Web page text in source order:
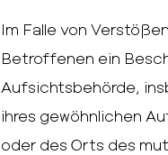
Im Falle von
Betroffenen ein
Aufsichtsbehörde,
ihres gewöhnlichen
oder des Orts des